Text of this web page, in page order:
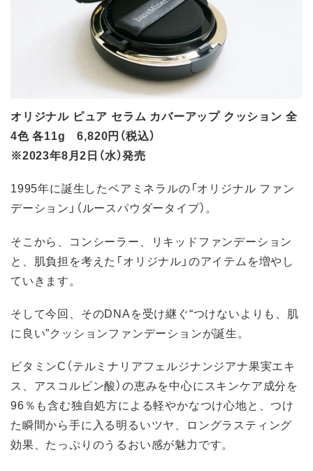
オリジナル ピュア セラム カバーアップ クッション 全
4色 各11g 6,820円（税込）
※2023年8月2日（水）発売
1995年に誕生したベアミネラルの「オリジナル ファン
デーション」（ルースパウダータイプ）。
そこから、コンシーラー、リキッドファンデーション
と、肌負担を考えた「オリジナル」のアイテムを増やし
ていきます。
そして今回、そのDNAを受け継ぐ“つけないよりも、肌
に良い”クッションファンデーションが誕生。
ビタミンC（テルミナリアフェルジナンジアナ果実エキ
ス、アスコルビン酸）の恵みを中心にスキンケア成分を
96％も含む独自処方による軽やかなつけ心地と、つけ
た瞬間から手に入る明るいツヤ、ロングラスティング
効果、たっぷりのうるおい感が魅力です。